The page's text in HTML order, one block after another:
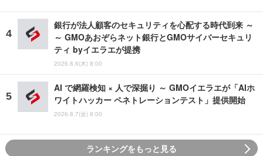
銀行が法人顧客のセキュリティを心配する時代到来 ～
～ GMOあおぞらネット銀行とGMOサイバーセキュリ
ティ byイエラエが提携
2026.8.6(木) 8:00
AI で網羅検知 × 人で深掘り ～ GMOイエラエが「AIホ
ワイトハッカー ペネトレーションテスト」提供開始
2026.8.7(金) 8:00
ランキングをもっと見る